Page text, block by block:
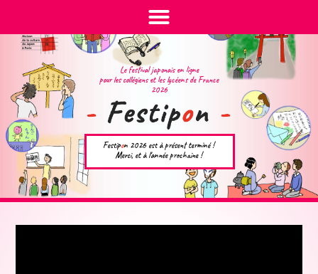
Festipon 2026 est à présent terminé !
Merci, et à l'année prochaine !
Le festival japonais en ligne
pour les collégiens et les lycéens de France
2026